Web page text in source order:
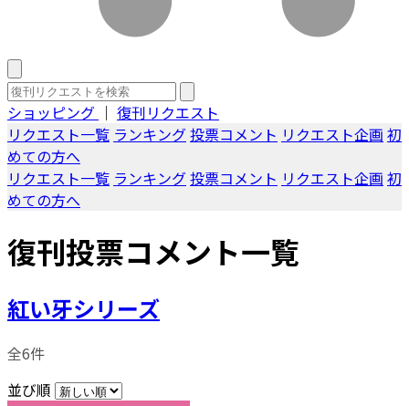
ショッピング ｜ 復刊リクエスト
リクエスト一覧 ランキング投票コメント リクエスト企画 初
めての方へ
リクエスト一覧 ランキング投票コメント リクエスト企画 初
めての方へ
復刊投票コメント一覧
紅い牙シリーズ
全6件
並び順